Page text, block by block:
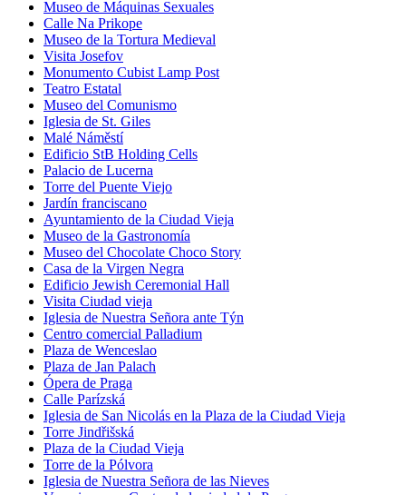
Museo de Máquinas Sexuales
Calle Na Prikope
Museo de la Tortura Medieval
Visita Josefov
Monumento Cubist Lamp Post
Teatro Estatal
Museo del Comunismo
Iglesia de St. Giles
Malé Náměstí
Edificio StB Holding Cells
Palacio de Lucerna
Torre del Puente Viejo
Jardín franciscano
Ayuntamiento de la Ciudad Vieja
Museo de la Gastronomía
Museo del Chocolate Choco Story
Casa de la Virgen Negra
Edificio Jewish Ceremonial Hall
Visita Ciudad vieja
Iglesia de Nuestra Señora ante Týn
Centro comercial Palladium
Plaza de Wenceslao
Plaza de Jan Palach
Ópera de Praga
Calle Parízská
Iglesia de San Nicolás en la Plaza de la Ciudad Vieja
Torre Jindřišská
Plaza de la Ciudad Vieja
Torre de la Pólvora
Iglesia de Nuestra Señora de las Nieves